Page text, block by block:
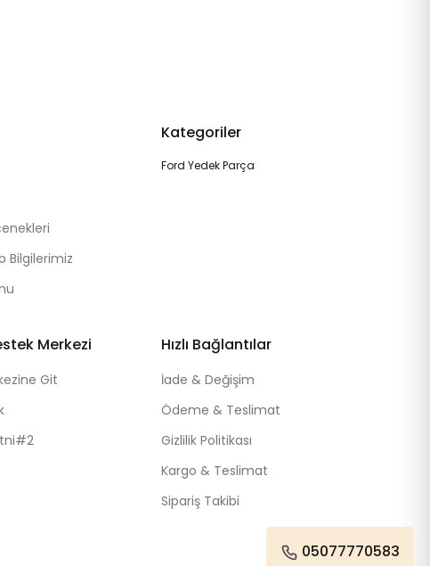
Bilgilerimiz
Kategoriler
Ford Yedek Parça
Merkezi
Git
Hızlı Bağlantılar
İade & Değişim
Ödeme & Teslimat
Gizlilik Politikası
Kargo & Teslimat
Sipariş Takibi
05077770583